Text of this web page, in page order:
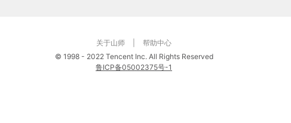
关于山师
帮助中心
© 1998 - 2022 Tencent Inc. All Rights Reserved
鲁ICP备05002375号-1